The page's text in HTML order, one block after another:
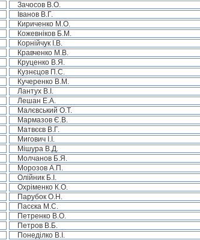
Зачосов В.О.
Іванов В.Г.
Кириченко М.О.
Кожевніков Б.М.
Корнійчук І.В.
Кравченко М.В.
Круценко В.Я.
Кузнєцов П.С.
Кучеренко В.М.
Лантух В.І.
Лешан Е.А.
Малєвський О.Т.
Мармазов Є.В.
Матвєєв В.Г.
Мигович І.І.
Мішура В.Д.
Молчанов Б.Я.
Морозов А.П.
Олійник Б.І.
Охріменко К.О.
Парубок О.Н.
Пасєка М.С.
Петренко В.О.
Петров В.Б.
Понеділко В.І.